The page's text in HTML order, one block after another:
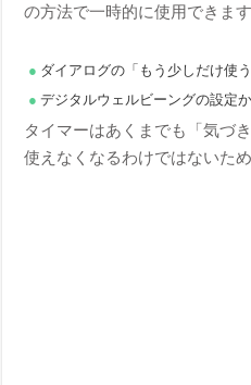
の方法で一時的に使用できます
ダイアログの「もう少しだけ使
デジタルウェルビーングの設定
タイマーはあくまでも「気づ
使えなくなるわけではないた